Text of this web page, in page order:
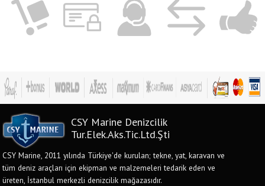
CSY Marine Denizcilik
Tur.Elek.Aks.Tic.Ltd.Şti
CSY Marine, 2011 yılında Türkiye'de kurulan; tekne, yat, karavan ve
tüm deniz araçları için ekipman ve malzemeleri tedarik eden ve
üreten, İstanbul merkezli denizcilik mağazasıdır.